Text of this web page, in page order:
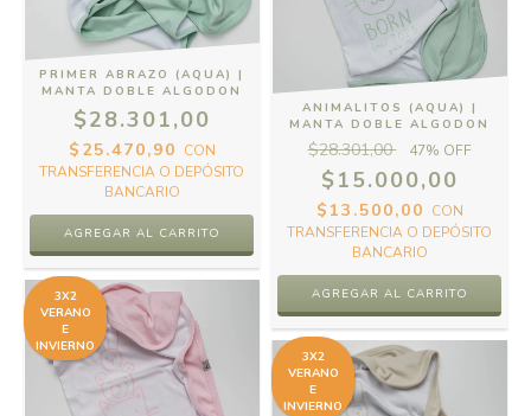
PRIMER ABRAZO (AQUA) |
MANTA DOBLE ALGODON
$28.301,00
$25.470,90 CON
TRANSFERENCIA O DEPÓSITO
BANCARIO
ANIMALITOS (AQUA) |
MANTA DOBLE ALGODON
$28.301,00 47% OFF
$15.000,00
$13.500,00 CON
TRANSFERENCIA O DEPÓSITO
BANCARIO
3X2
VERANO
E
INVIERNO
3X2
VERANO
E
INVIERNO